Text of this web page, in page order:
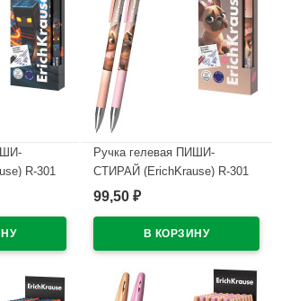
R-301
Block)
Ручка гелевая ПИШИ-
СТИРАЙ (ErichKrause) R-301
Магия Френч (Magic Frenchie)
99,50 ₽